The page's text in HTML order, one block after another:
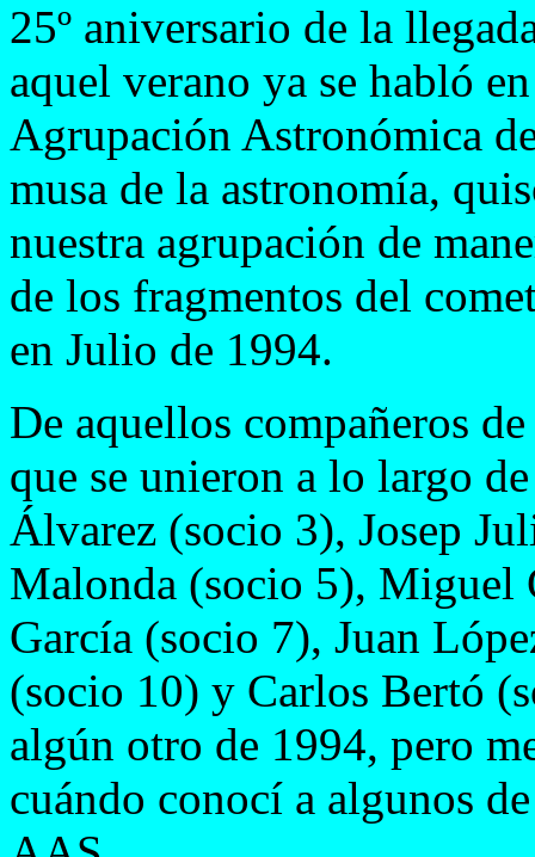
25º aniversario de la
aquel verano ya se habló
Agrupación Astronómica
musa de la astronomía,
nuestra agrupación de
de los fragmentos del
en Julio de 1994.
De aquellos compañeros
que se unieron a lo largo
Álvarez (socio 3), Josep
Malonda (socio 5), Miguel
García (socio 7), Juan
(socio 10) y Carlos Bertó
algún otro de 1994, pero
cuándo conocí a algunos